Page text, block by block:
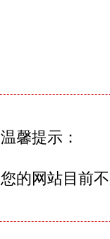
温馨提示：
您的网站目前